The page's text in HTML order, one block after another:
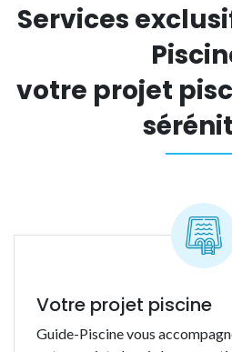
Services
votre projet
Votre projet piscine
Guide-Piscine vous